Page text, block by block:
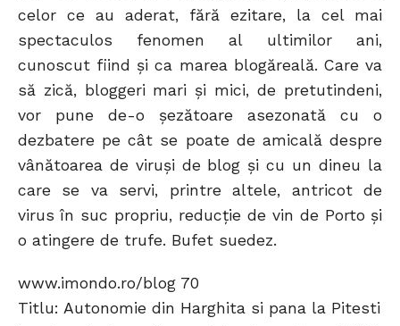
celor ce au aderat, fără ezitare, la cel mai
spectaculos fenomen al ultimilor ani,
cunoscut fiind şi ca marea blogăreală. Care va
să zică, bloggeri mari şi mici, de pretutindeni,
vor pune de-o şezătoare asezonată cu o
dezbatere pe cât se poate de amicală despre
vânătoarea de viruşi de blog şi cu un dineu la
care se va servi, printre altele, antricot de
virus în suc propriu, reducţie de vin de Porto şi
o atingere de trufe. Bufet suedez.
www.imondo.ro/blog 70
Titlu: Autonomie din Harghita si pana la Pitesti